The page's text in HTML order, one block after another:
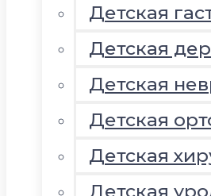
Детская
Детская
Детская
Детская
Детская
Детская